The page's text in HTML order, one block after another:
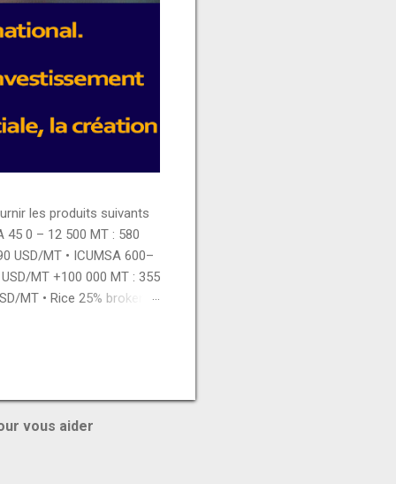
les produits suivants
45 0 – 12 500 MT : 580
USD/MT • ICUMSA 600–
MT +100 000 MT : 355
MT • Rice 25% broken 0
chicken thigh : 3150
milk powder : 2775
vous aider